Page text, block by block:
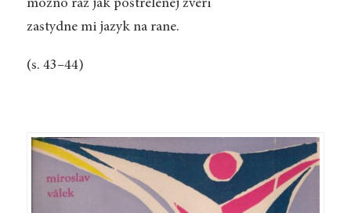
možno raz jak postrelenej zveri
zastydne mi jazyk na rane.
(s. 43–44)